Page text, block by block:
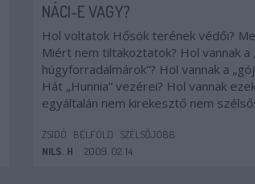
NÁCI-E VAGY?
Hol voltatok Hősök terének védői?
Miért nem tiltakoztatok? Hol vannak a
húgyforradalmárok”? Hol vannak a
Hát „Hunnia” vezérei? Hol vannak
egyáltalán nem kirekesztő nem
ZSIDÓ BELFÖLD
SZÉLSŐJOBB
NILS. H
2009. 02. 14.